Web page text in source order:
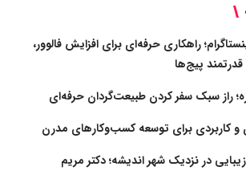
راهکاری حرفه‌ای برای افزایش فالوور،
پیج‌ها
راز سبک سفر کردن طبیعت‌گردان حرفه‌ای
و کاربردی برای توسعه کسب‌وکارهای مدرن
در نزدیک شهر اندیشه؛ دکتر مریم